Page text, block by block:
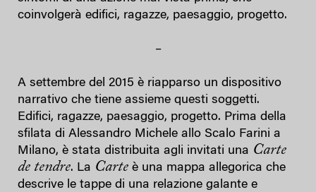
coinvolgerà edifici, ragazze, paesaggio, progetto.
–
A settembre del 2015 è riapparso un dispositivo
narrativo che tiene assieme questi soggetti.
Edifici, ragazze, paesaggio, progetto. Prima della
sfilata di Alessandro Michele allo Scalo Farini a
Milano, è stata distribuita agli invitati una Carte
de tendre. La Carte è una mappa allegorica che
descrive le tappe di una relazione galante e